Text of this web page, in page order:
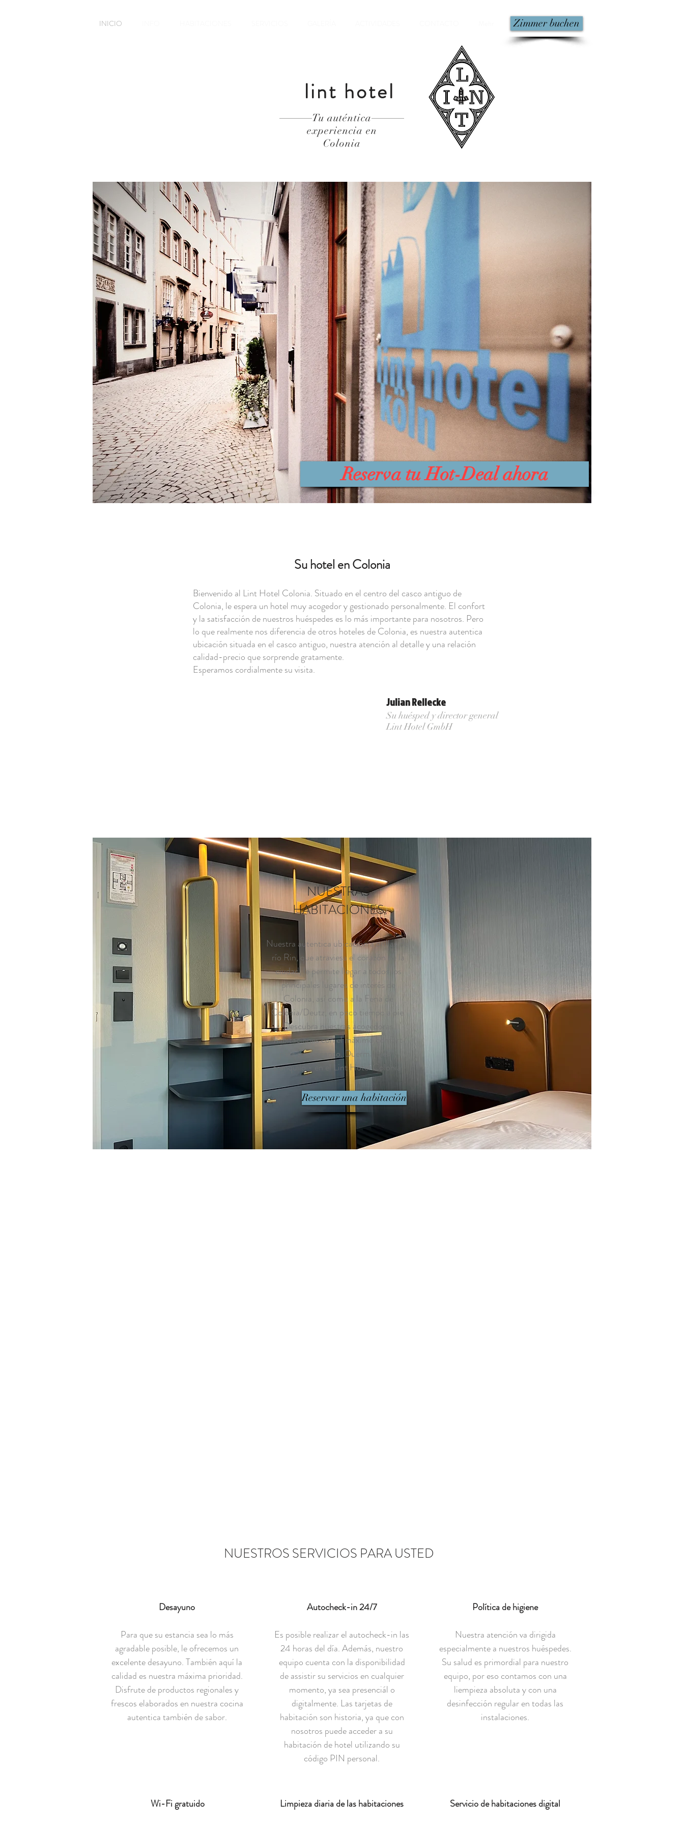
INICIO Zimmer buchen
lint hotel
Tu auténtica
experiencia en
Colonia
Reserva tu Hot-Deal ahora
Su hotel en Colonia
Bienvenido al Lint Hotel Colonia. Situado en el centro del casco antiguo de
Colonia, le espera un hotel muy acogedor y gestionado personalmente. El confort
y la satisfacción de nuestros huéspedes es lo más importante para nosotros. Pero
lo que realmente nos diferencia de otros hoteles de Colonia, es nuestra autentica
ubicación situada en el casco antiguo, nuestra atención al detalle y una relación
calidad-precio que sorprende gratamente.
Esperamos cordialmente su visita.
Julian Rellecke
Su huésped y director general
Lint Hotel GmbH
NUESTRAS
HABITACIONES
Nuestra autentica ubicación a orillas del
río Rin, que atraviesa el corazón de la
ciudad, le permite llegar a todos los
principales lugares de interés de
Colonia, así como a la Feria de
Colonia/Deutz, en poco tiempo a pie.
Descubra nuestras acogedoras
habitaciones con el máximo confort
para su descanso. Duerma bien y
tranquilo - en el Lint Hotel Colonia.
Reservar una habitación
NUESTROS SERVICIOS PARA USTED
Desayuno
Para que su estancia sea lo más
agradable posible, le ofrecemos un
excelente desayuno. También aquí la
calidad es nuestra máxima prioridad.
Disfrute de productos regionales y
frescos elaborados en nuestra cocina
autentica también de sabor.
Wi-Fi gratuido
Autocheck-in 24/7
Es posible realizar el autocheck-in las
24 horas del día. Además, nuestro
equipo cuenta con la disponibilidad
de assistir su servicios en cualquier
momento, ya sea presenciál o
digitalmente. Las tarjetas de
habitación son historia, ya que con
nosotros puede acceder a su
habitación de hotel utilizando su
código PIN personal.
Limpieza diaria de las habitaciones
Política de higiene
Nuestra atención va dirigida
especialmente a nuestros huéspedes.
Su salud es primordial para nuestro
equipo, por eso contamos con una
liempieza absoluta y con una
desinfección regular en todas las
instalaciones.
Servicio de habitaciones digital